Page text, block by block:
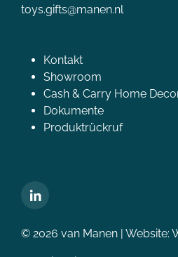
toys.gifts@manen.nl
Kontakt
Showroom
Cash & Carry Home
Dokumente
Produktrückruf
© 2026 van Manen | Website: